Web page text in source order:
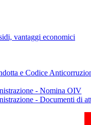
vantaggi economici
e Codice
- Nomina OIV
- Documenti di